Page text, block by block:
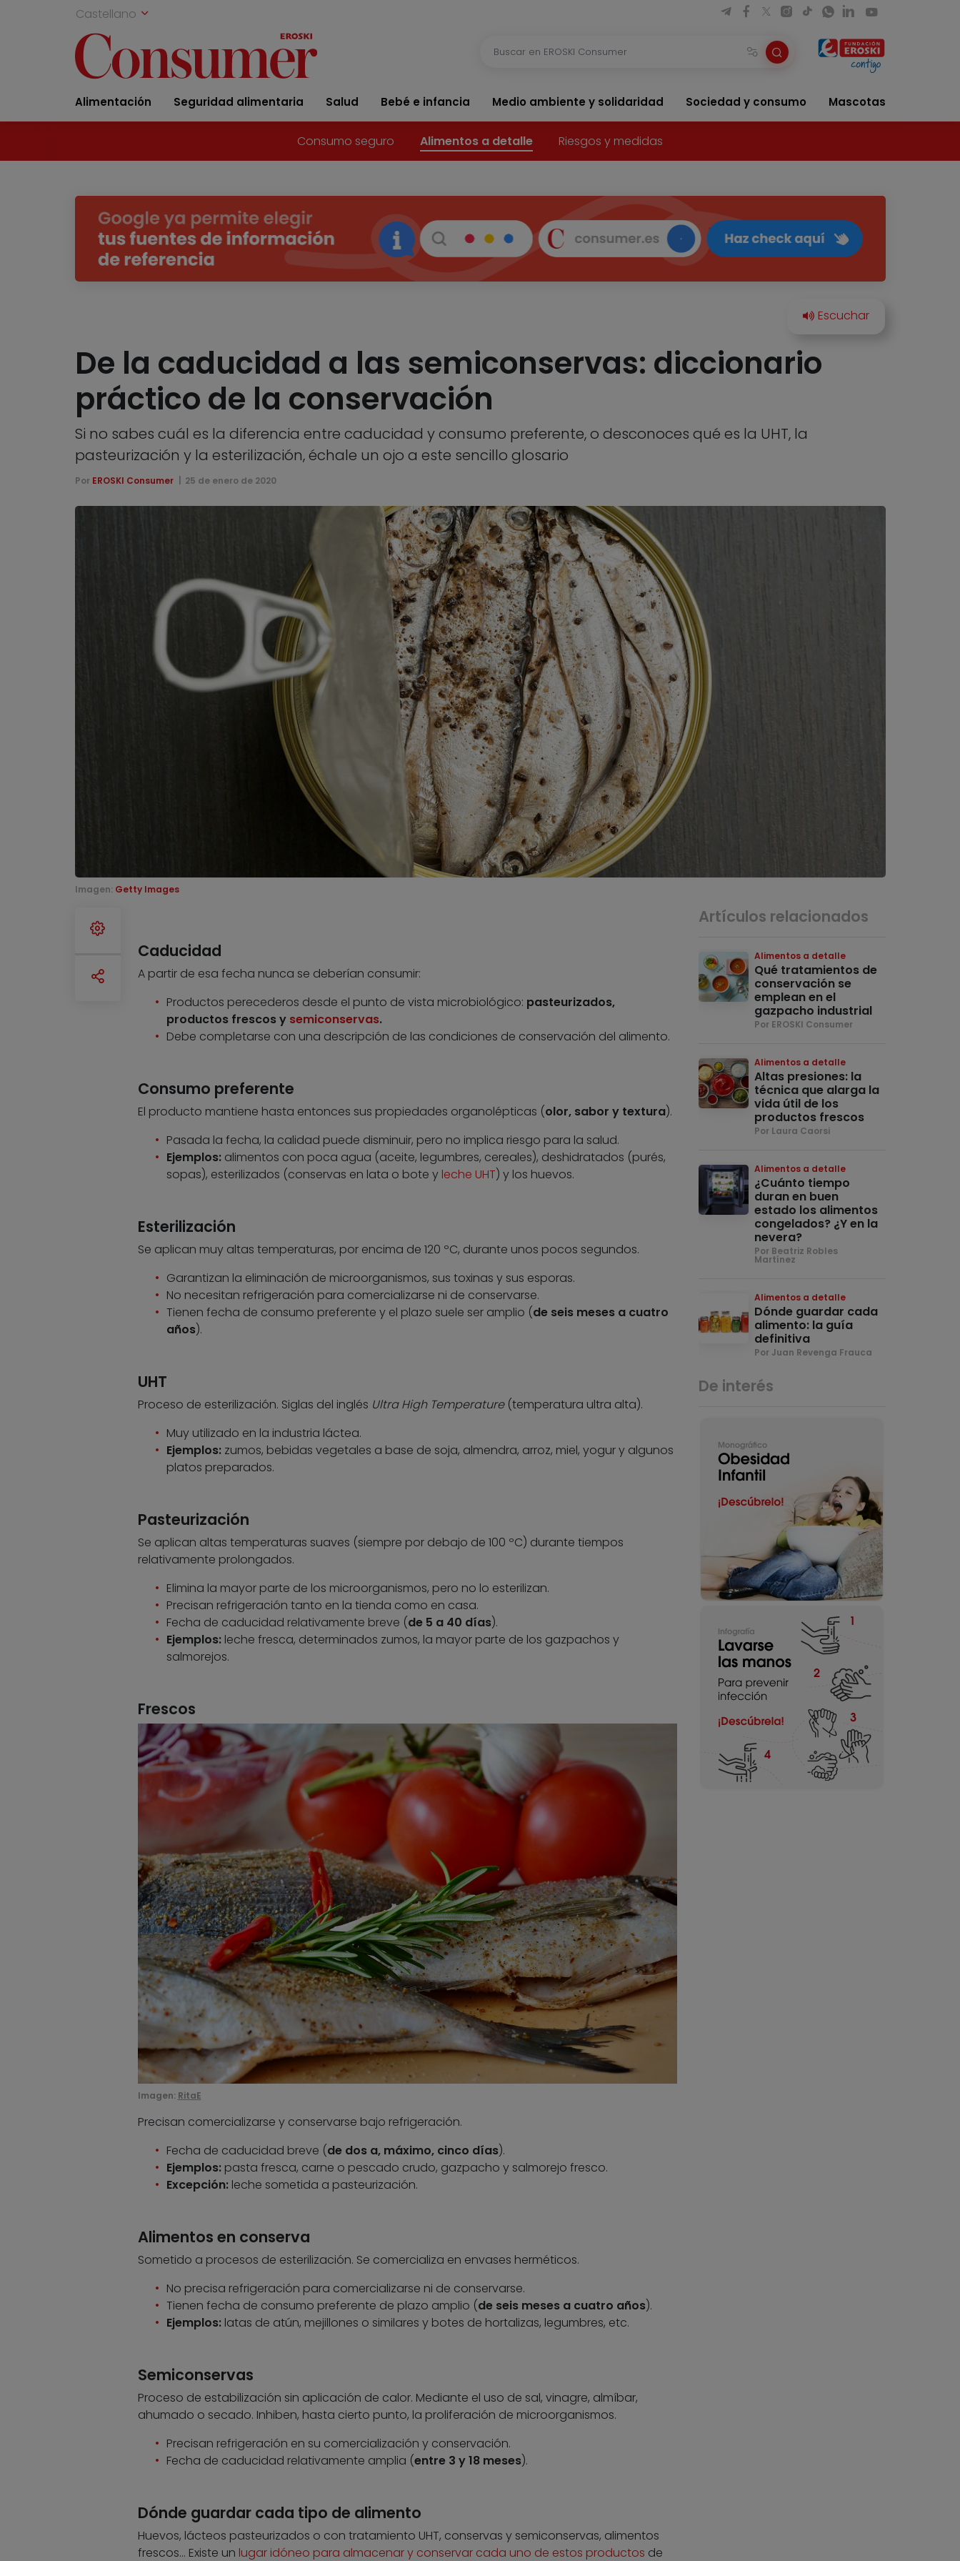
Castellano
Alimentación Seguridad alimentaria Salud Bebé e infancia Medio ambiente y solidaridad Sociedad y consumo Mascotas
Consumo seguro Alimentos a detalle Riesgos y medidas
De la caducidad a las semiconservas: diccionario
práctico de la conservación
Si no sabes cuál es la diferencia entre caducidad y consumo preferente, o desconoces qué es la UHT, la
pasteurización y la esterilización, échale un ojo a este sencillo glosario
Por EROSKI Consumer 25 de enero de 2020
Imagen: Getty Images
Caducidad
A partir de esa fecha nunca se deberían consumir:
Productos perecederos desde el punto de vista microbiológico: pasteurizados,
productos frescos y semiconservas.
Debe completarse con una descripción de las condiciones de conservación del alimento.
Consumo preferente
El producto mantiene hasta entonces sus propiedades organolépticas (olor, sabor y textura).
Pasada la fecha, la calidad puede disminuir, pero no implica riesgo para la salud.
Ejemplos:alimentos con poca agua (aceite, legumbres, cereales), deshidratados (purés,
sopas), esterilizados (conservas en lata o bote y leche UHT) y los huevos.
Esterilización
Se aplican muy altas temperaturas, por encima de 120 ºC, durante unos pocos segundos.
Garantizan la eliminación de microorganismos, sus toxinas y sus esporas.
No necesitan refrigeración para comercializarse ni de conservarse.
Tienen fecha de consumo preferente y el plazo suele ser amplio (de seis meses a cuatro
años).
UHT
Proceso de esterilización. Siglas del inglés Ultra High Temperature(temperatura ultra alta).
Muy utilizado en la industria láctea.
Ejemplos:zumos, bebidas vegetales a base de soja, almendra, arroz, miel, yogur y algunos
platos preparados.
Pasteurización
Se aplican altas temperaturas suaves (siempre por debajo de 100 ºC) durante tiempos
relativamente prolongados.
Elimina la mayor parte de los microorganismos, pero no lo esterilizan.
Precisan refrigeración tanto en la tienda como en casa.
Fecha de caducidad relativamente breve (de 5 a 40 días).
Ejemplos:leche fresca, determinados zumos, la mayor parte de los gazpachos y
salmorejos.
Frescos
Imagen: RitaE
Precisan comercializarse y conservarse bajo refrigeración.
Fecha de caducidad breve (de dos a, máximo, cinco días).
Ejemplos:pasta fresca, carne o pescado crudo, gazpacho y salmorejo fresco.
Excepción:leche sometida a pasteurización.
Alimentos en conserva
Sometido a procesos de esterilización. Se comercializa en envases herméticos.
No precisa refrigeración para comercializarse ni de conservarse.
Tienen fecha de consumo preferente de plazo amplio (de seis meses a cuatro años).
Ejemplos:latas de atún, mejillones o similares y botes de hortalizas, legumbres, etc.
Semiconservas
Proceso de estabilización sin aplicación de calor. Mediante el uso de sal, vinagre, almíbar,
ahumado o secado. Inhiben, hasta cierto punto, la proliferación de microorganismos.
Precisan refrigeración en su comercialización y conservación.
Fecha de caducidad relativamente amplia (entre 3 y 18 meses).
Dónde guardar cada tipo de alimento
Huevos, lácteos pasteurizados o con tratamiento UHT, conservas y semiconservas, alimentos
frescos… Existe un lugar idóneo para almacenar y conservar cada uno de estos productos de
Artículos relacionados
Alimentos a detalle
Qué tratamientos de
conservación se
emplean en el
gazpacho industrial
Por EROSKI Consumer
Alimentos a detalle
Altas presiones: la
técnica que alarga la
vida útil de los
productos frescos
Por Laura Caorsi
Alimentos a detalle
¿Cuánto tiempo
duran en buen
estado los alimentos
congelados? ¿Y en la
nevera?
Por Beatriz Robles
Martínez
Alimentos a detalle
Dónde guardar cada
alimento: la guía
definitiva
Por Juan Revenga Frauca
De interés